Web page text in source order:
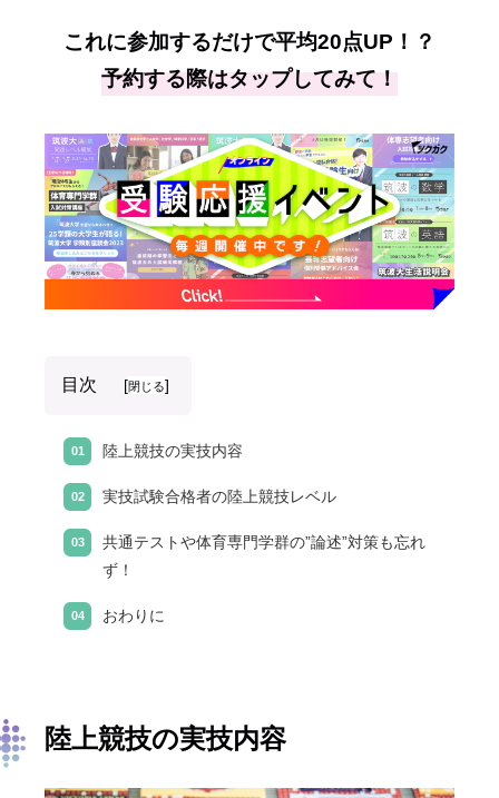
これに参加するだけで平均20点UP！？
予約する際はタップしてみて！
目次 [閉じる]
陸上競技の実技内容
実技試験合格者の陸上競技レベル
共通テストや体育専門学群の”論述”対策も忘れ
ず！
おわりに
陸上競技の実技内容